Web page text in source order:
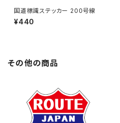
国道標識ステッカー 200号線
¥440
その他の商品